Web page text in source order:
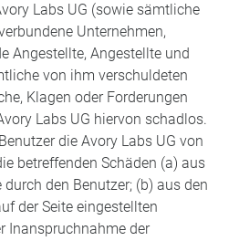
Labs UG (sowie sämtliche
Unternehmen,
Angestellte, Angestellte und
von ihm verschuldeten
Klagen oder Forderungen
Labs UG hiervon schadlos.
die Avory Labs UG von
betreffenden Schäden (a) aus
den Benutzer; (b) aus den
der Seite eingestellten
Inanspruchnahme der